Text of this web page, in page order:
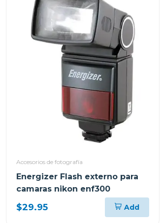
Accesorios de fotografía
Energizer Flash externo para
camaras nikon enf300
$29.95 Add